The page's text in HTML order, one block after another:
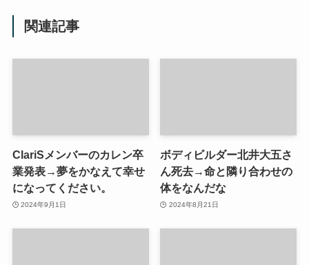
関連記事
ClariSメンバーのカレン卒
業発表→夢をかなえて幸せ
になってください。
2024年9月1日
ボディビルダー北井大五さ
ん死去→命と隣り合わせの
体をなんだな
2024年8月21日